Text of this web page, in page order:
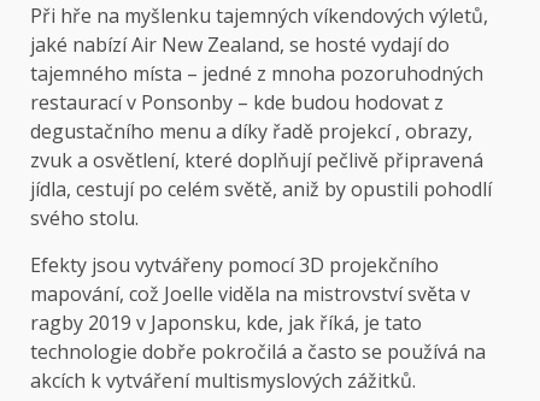
Při hře na myšlenku tajemných víkendových výletů,
jaké nabízí Air New Zealand, se hosté vydají do
tajemného místa – jedné z mnoha pozoruhodných
restaurací v Ponsonby – kde budou hodovat z
degustačního menu a díky řadě projekcí , obrazy,
zvuk a osvětlení, které doplňují pečlivě připravená
jídla, cestují po celém světě, aniž by opustili pohodlí
svého stolu.
Efekty jsou vytvářeny pomocí 3D projekčního
mapování, což Joelle viděla na mistrovství světa v
ragby 2019 v Japonsku, kde, jak říká, je tato
technologie dobře pokročilá a často se používá na
akcích k vytváření multismyslových zážitků.